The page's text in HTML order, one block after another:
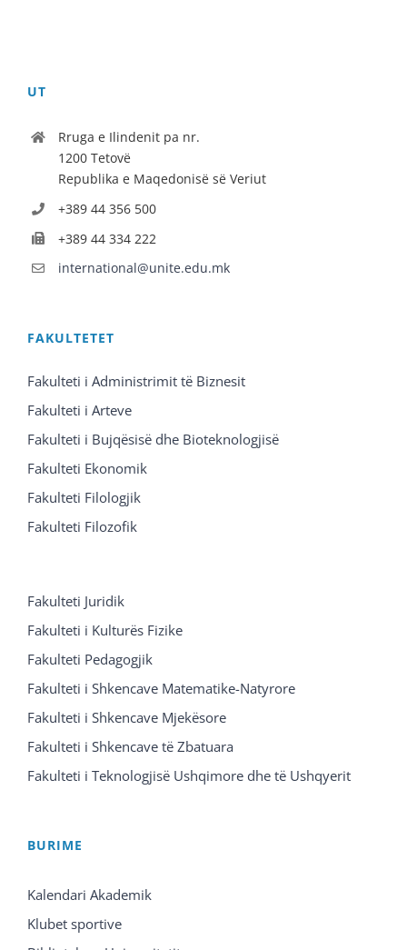
UT
Rruga e Ilindenit pa nr.
1200 Tetovë
Republika e Maqedonisë së Veriut
+389 44 356 500
+389 44 334 222
international@unite.edu.mk
FAKULTETET
Fakulteti i Administrimit të Biznesit
Fakulteti i Arteve
Fakulteti i Bujqësisë dhe Bioteknologjisë
Fakulteti Ekonomik
Fakulteti Filologjik
Fakulteti Filozofik
Fakulteti Juridik
Fakulteti i Kulturës Fizike
Fakulteti Pedagogjik
Fakulteti i Shkencave Matematike-Natyrore
Fakulteti i Shkencave Mjekësore
Fakulteti i Shkencave të Zbatuara
Fakulteti i Teknologjisë Ushqimore dhe të Ushqyerit
BURIME
Kalendari Akademik
Klubet sportive